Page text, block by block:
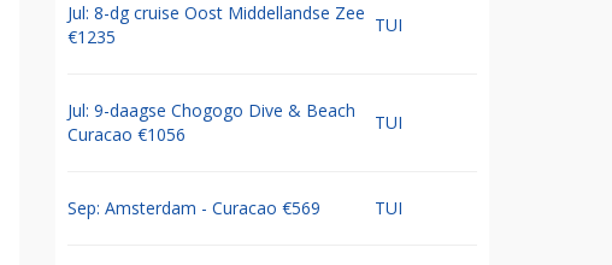
Jul: 8-dg cruise Oost Middellandse Zee
€1235
TUI
Jul: 9-daagse Chogogo Dive & Beach
Curacao €1056
TUI
Sep: Amsterdam - Curacao €569 TUI